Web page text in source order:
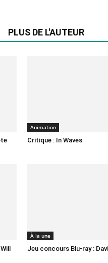
PLUS DE L'AUTEUR
Animation
Critique : In Waves
À la une
Jeu concours Blu-ray :